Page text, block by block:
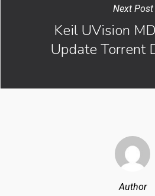
Next Post
Keil UVision
Update Torrent
Author